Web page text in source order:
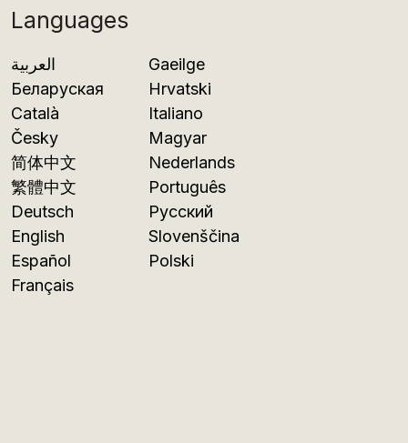
Languages
العربية
Беларуская
Català
Česky
简体中文
繁體中文
Deutsch
English
Español
Français
Gaeilge
Hrvatski
Italiano
Magyar
Nederlands
Português
Русский
Slovenščina
Polski